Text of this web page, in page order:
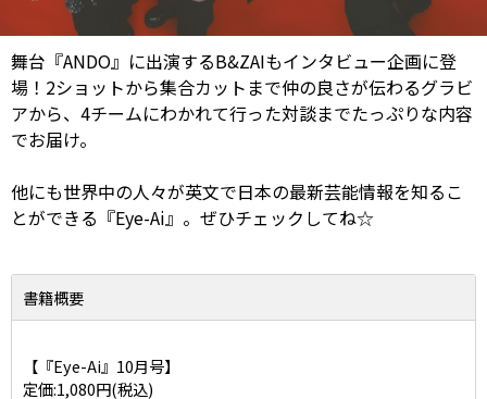
舞台『ANDO』に出演するB&ZAIもインタビュー企画に登
場！2ショットから集合カットまで仲の良さが伝わるグラビ
アから、4チームにわかれて行った対談までたっぷりな内容
でお届け。
他にも世界中の人々が英文で日本の最新芸能情報を知るこ
とができる『Eye-Ai』。ぜひチェックしてね☆
書籍概要
【『Eye-Ai』10月号】
定価:1,080円(税込)